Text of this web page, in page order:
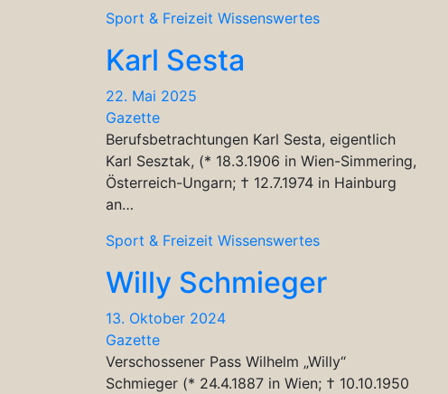
Sport & Freizeit Wissenswertes
Karl Sesta
22. Mai 2025
Gazette
Berufsbetrachtungen Karl Sesta, eigentlich
Karl Sesztak, (* 18.3.1906 in Wien-Simmering,
Österreich-Ungarn; † 12.7.1974 in Hainburg
an…
Sport & Freizeit Wissenswertes
Willy Schmieger
13. Oktober 2024
Gazette
Verschossener Pass Wilhelm „Willy“
Schmieger (* 24.4.1887 in Wien; † 10.10.1950